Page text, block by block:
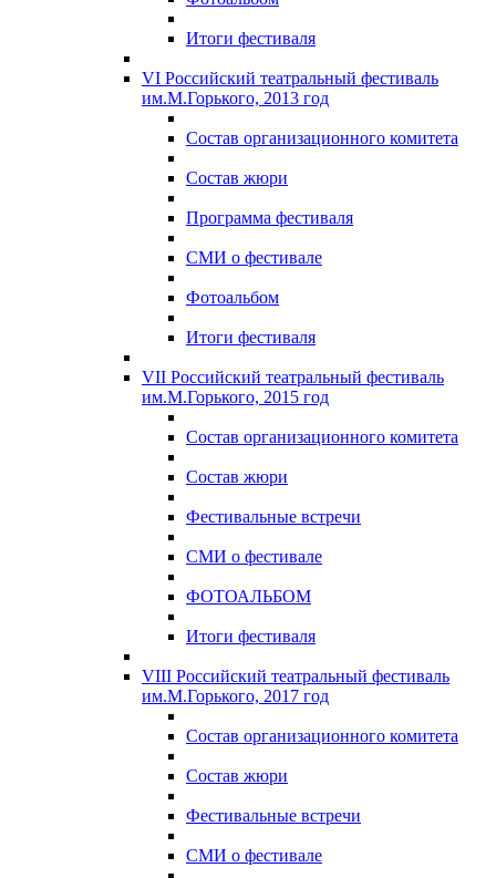
Итоги фестиваля
VI Российский театральный фестиваль
им.М.Горького, 2013 год
Состав организационного комитета
Состав жюри
Программа фестиваля
СМИ о фестивале
Фотоальбом
Итоги фестиваля
VII Российский театральный фестиваль
им.М.Горького, 2015 год
Состав организационного комитета
Состав жюри
Фестивальные встречи
СМИ о фестивале
ФОТОАЛЬБОМ
Итоги фестиваля
VIII Российский театральный фестиваль
им.М.Горького, 2017 год
Состав организационного комитета
Состав жюри
Фестивальные встречи
СМИ о фестивале